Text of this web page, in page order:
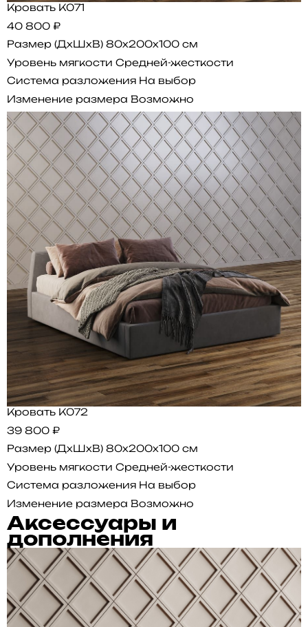
Кровать K071
40 800 ₽
Размер (ДхШхВ) 80x200x100 см
Уровень мягкости Средней-жесткости
Система разложения На выбор
Изменение размера Возможно
Кровать K072
39 800 ₽
Размер (ДхШхВ) 80x200x100 см
Уровень мягкости Средней-жесткости
Система разложения На выбор
Изменение размера Возможно
Аксессуары и
дополнения